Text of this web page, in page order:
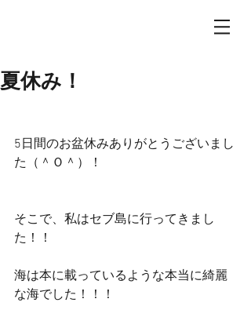
夏休み！
5日間のお盆休みありがとうございまし
た（＾Ｏ＾）！
そこで、私はセブ島に行ってきまし
た！！
海は本に載っているような本当に綺麗
な海でした！！！